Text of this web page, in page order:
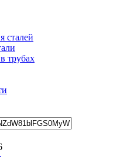
сталей
трубах